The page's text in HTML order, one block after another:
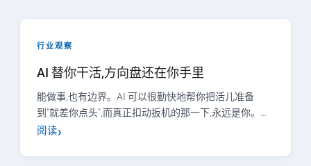
行业观察
AI 替你干活,方向盘还在你手里
能做事,也有边界。AI 可以很勤快地帮你把活儿准备
到"就差你点头",而真正扣动扳机的那一下,永远是你。…
阅读